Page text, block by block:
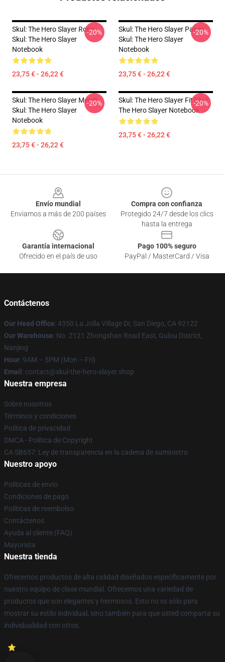
Skul: The Hero Slayer Ropa
Skul: The Hero Slayer
Notebook
23,75 € - 26,22 €
-20%
Skul: The Hero Slayer Panes
Skul: The Hero Slayer
Notebook
23,75 € - 26,22 €
-20%
Skul: The Hero Slayer Merch
Skul: The Hero Slayer
Notebook
23,75 € - 26,22 €
-20%
Skul: The Hero Slayer Fit Skul:
The Hero Slayer Notebook
23,75 € - 26,22 €
-20%
Envío mundial
Enviamos a más de 200 países
Compra con confianza
Protegido 24/7 desde los clics
hasta la entrega
Garantía internacional
Ofrecido en el país de uso
Pago 100% seguro
PayPal / MasterCard / Visa
Contáctenos
Our Head Office: 4350 La Jolla Village Dr, San Diego, CA 92122
Our Warehouse: No. 2121 Zhongshan Road East, Gulou District,
Nanjing
Hour: 9AM – 5PM (Mon – Fri)
Email : contact@skul-the-hero-slayer.shop
Nuestra empresa
Sobre nosotros
Términos y condiciones
Política de privacidad
DMCA - Política de Copyright
CA SB657: Ley de transparencia en la cadena de suministro
Nuestro apoyo
Políticas de envío
Condiciones de pago
Políticas de reembolso
Contáctenos
Ayuda al cliente (FAQ)
Mayorista
Nuestra tienda
Ofrecemos productos de alta calidad diseñados específicamente por
nuestro equipo de clase mundial. Ofrecemos una variedad de
productos que son elegantes y hermosos. Esto no es sólo para
mostrar su estilo individual, sino también para que usted comparta su
individualidad con otros.